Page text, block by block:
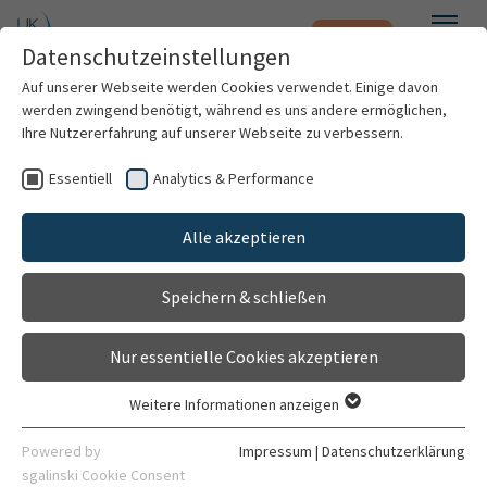
Zum Hauptinhalt springen Notfall
Patienten & Besucher
Kliniken & Institute
Forschung
Karriere
Alayham Mahfoud
Apotheker
Apotheke des Universitätsklinikums Heidelberg
Datenschutzeinstellungen
Auf unserer Webseite werden Cookies verwendet. Einige davon
werden zwingend benötigt, während es uns andere ermöglichen,
Ihre Nutzererfahrung auf unserer Webseite zu verbessern.
Essentiell Analytics & Performance
Alle akzeptieren
Speichern & schließen
Nur essentielle Cookies akzeptieren
Essentielle Cookies werden für grundlegende Funktionen der
Webseite benötigt. Dadurch ist gewährleistet, dass die
Weitere Informationen anzeigen
Powered by
sgalinski Cookie Consent
Impressum | Datenschutzerklärung